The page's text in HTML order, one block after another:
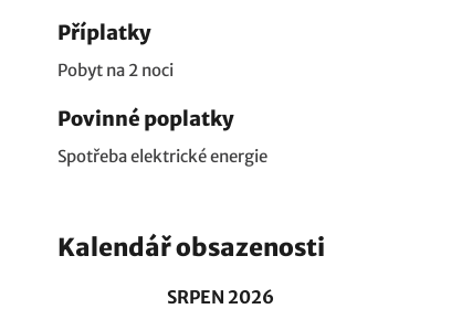
Příplatky
Pobyt na 2 noci
Povinné poplatky
Spotřeba elektrické energie
Kalendář obsazenosti
SRPEN 2026